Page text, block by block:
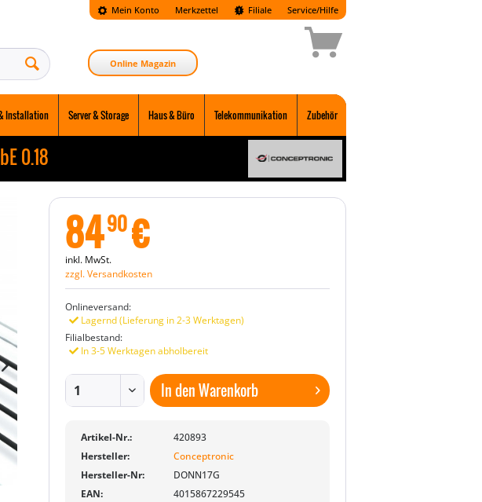
Mein Konto Merkzettel Filiale Service/Hilfe
Online Magazin
Installation Server & Storage Haus & Büro Telekommunikation Zubehör
0.18
8490€
inkl. MwSt.
zzgl. Versandkosten
Onlineversand:
Lagernd (Lieferung in 2-3 Werktagen)
Filialbestand:
In 3-5 Werktagen abholbereit
In denWarenkorb
Artikel-Nr.:
420893
Hersteller:
Conceptronic
Hersteller-Nr:
DONN17G
EAN:
4015867229545